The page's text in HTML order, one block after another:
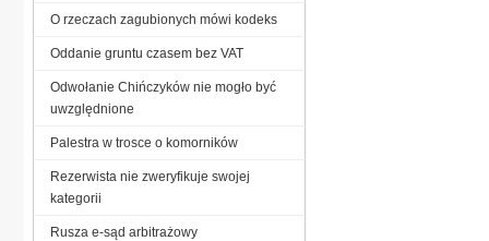
O rzeczach zagubionych mówi kodeks
Oddanie gruntu czasem bez VAT
Odwołanie Chińczyków nie mogło być
uwzględnione
Palestra w trosce o komorników
Rezerwista nie zweryfikuje swojej
kategorii
Rusza e-sąd arbitrażowy